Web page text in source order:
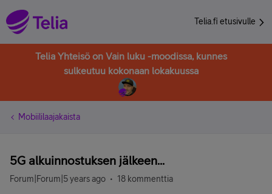
Telia.fi etusivulle
Telia Yhteisö on Vain luku -moodissa, kunnes
sulkeutuu kokonaan lokakuussa
Mobiililaajakaista
5G alkuinnostuksen jälkeen...
Forum|Forum|5 years ago 18 kommenttia